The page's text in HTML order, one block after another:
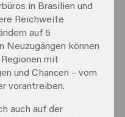
in Brasilien und
Reichweite
auf 5
Neuzugängen können
mit
und Chancen – vom
vorantreiben.
auch auf der